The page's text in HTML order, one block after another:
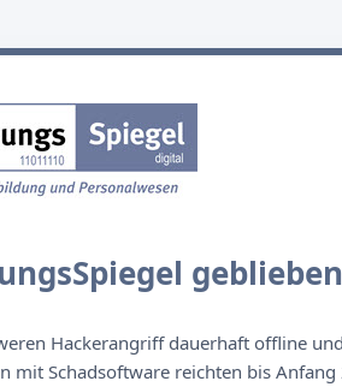
Hackerangriff dauerhaft offline
Schadsoftware reichten bis Anfang